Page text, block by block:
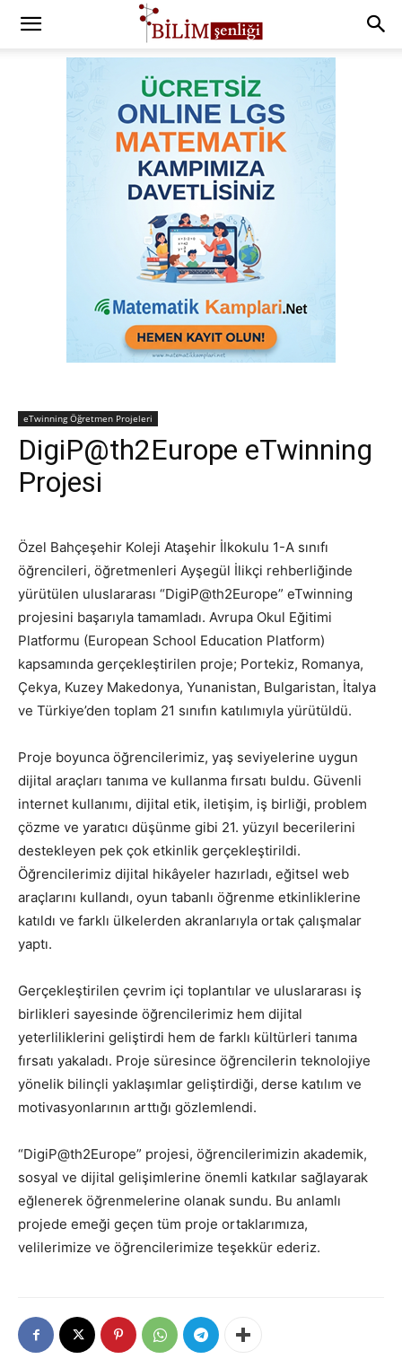
eTwinning Öğretmen Projeleri
DigiP@th2Europe eTwinning
Projesi
Özel Bahçeşehir Koleji Ataşehir İlkokulu 1-A sınıfı
öğrencileri, öğretmenleri Ayşegül İlikçi rehberliğinde
yürütülen uluslararası “DigiP@th2Europe” eTwinning
projesini başarıyla tamamladı. Avrupa Okul Eğitimi
Platformu (European School Education Platform)
kapsamında gerçekleştirilen proje; Portekiz, Romanya,
Çekya, Kuzey Makedonya, Yunanistan, Bulgaristan, İtalya
ve Türkiye’den toplam 21 sınıfın katılımıyla yürütüldü.
Proje boyunca öğrencilerimiz, yaş seviyelerine uygun
dijital araçları tanıma ve kullanma fırsatı buldu. Güvenli
internet kullanımı, dijital etik, iletişim, iş birliği, problem
çözme ve yaratıcı düşünme gibi 21. yüzyıl becerilerini
destekleyen pek çok etkinlik gerçekleştirildi.
Öğrencilerimiz dijital hikâyeler hazırladı, eğitsel web
araçlarını kullandı, oyun tabanlı öğrenme etkinliklerine
katıldı ve farklı ülkelerden akranlarıyla ortak çalışmalar
yaptı.
Gerçekleştirilen çevrim içi toplantılar ve uluslararası iş
birlikleri sayesinde öğrencilerimiz hem dijital
yeterliliklerini geliştirdi hem de farklı kültürleri tanıma
fırsatı yakaladı. Proje süresince öğrencilerin teknolojiye
yönelik bilinçli yaklaşımlar geliştirdiği, derse katılım ve
motivasyonlarının arttığı gözlemlendi.
“DigiP@th2Europe” projesi, öğrencilerimizin akademik,
sosyal ve dijital gelişimlerine önemli katkılar sağlayarak
eğlenerek öğrenmelerine olanak sundu. Bu anlamlı
projede emeği geçen tüm proje ortaklarımıza,
velilerimize ve öğrencilerimize teşekkür ederiz.